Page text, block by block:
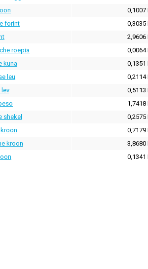
0,1007
forint
0,3035
2,9606
roepia
0,0064
kuna
0,1351
leu
0,2114
lev
0,5113
1,7418
shekel
0,2575
0,7179
kroon
3,8680
0,1341